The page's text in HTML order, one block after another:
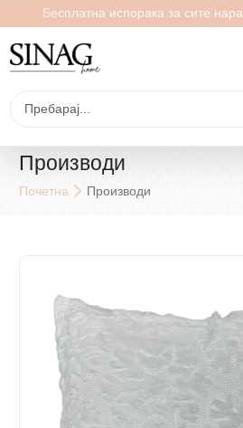
Бесплатна испорака за сите
Производи
Почетна Производи